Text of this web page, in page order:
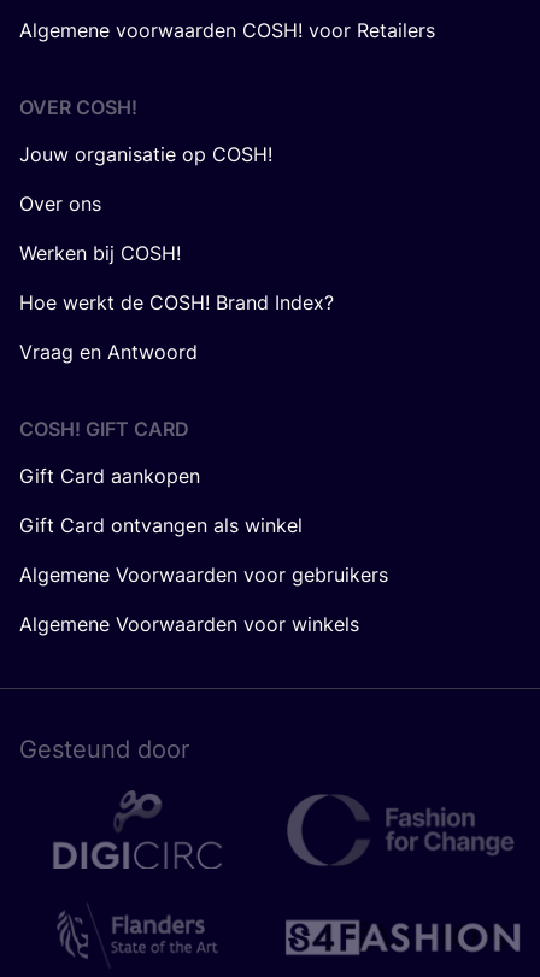
Algemene voorwaarden COSH! voor Retailers
OVER COSH!
Jouw organisatie op COSH!
Over ons
Werken bij COSH!
Hoe werkt de COSH! Brand Index?
Vraag en Antwoord
COSH! GIFT CARD
Gift Card aankopen
Gift Card ontvangen als winkel
Algemene Voorwaarden voor gebruikers
Algemene Voorwaarden voor winkels
Gesteund door